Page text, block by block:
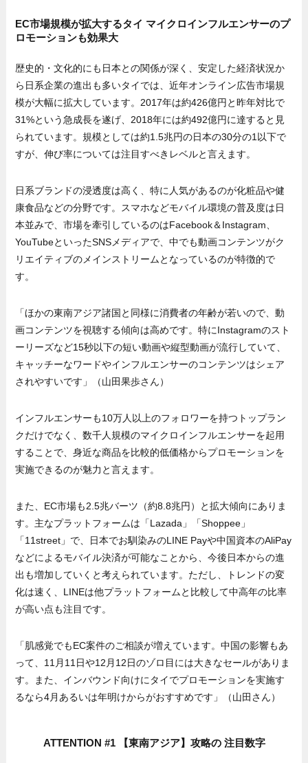
EC市場規模が拡大するタイ マイクロインフルエンサーのプ
ロモーションも効果大
歴史的・文化的にも日本との関係が深く、安定した経済状況か
ら日系企業の進出も多いタイでは、近年オンライン広告市場規
模が大幅に拡大しています。2017年は約426億円と昨年対比で
31%という急成長を遂げ、2018年には約492億円に達すると見
られています。規模としては約1.5兆円の日本の30分の1以下で
すが、伸び率については注目すべきレベルと言えます。
日系ブランドの浸透度は高く、特に人気があるのが化粧品や健
康食品などの分野です。スマホなどモバイル環境の普及度は日
本並みで、市場を牽引しているのはFacebook＆Instagram、
YouTubeといったSNSメディアで、中でも動画コンテンツがク
リエイティブのメインストリームとなっているのが特徴的で
す。
「ほかの東南アジア諸国と同様に消費者の年齢が若いので、動
画コンテンツを視聴する傾向は高めです。特にInstagramのスト
ーリーズなど15秒以下の短い動画や縦型動画が流行していて、
キャッチーなワードやインフルエンサーのコンテンツはシェア
されやすいです」（山田果歩さん）
インフルエンサーも10万人以上のフォロワーを持つトップラン
クだけでなく、数千人規模のマイクロインフルエンサーを起用
することで、身近な商品を比較的低価格からプロモーションを
実施できるのが魅力と言えます。
また、EC市場も2.5兆バーツ（約8.8兆円）と拡大傾向にありま
す。主なプラットフォームは「Lazada」「Shoppee」
「11street」で、日本でお馴染みのLINE Payや中国資本のAliPay
などによるモバイル決済が可能なことから、今後日本からの進
出も増加していくと考えられています。ただし、トレンドの変
化は速く、LINEは他プラットフォームと比較して中高年の比率
が高い点も注目です。
「肌感覚でもEC案件のご相談が増えています。中国の影響もあ
って、11月11日や12月12日のゾロ目には大きなセールがありま
す。また、インバウンド向けにタイでプロモーションを実施す
るなら4月あるいは年明けからがおすすめです」（山田さん）
ATTENTION #1 【東南アジア】攻略の 注目数字